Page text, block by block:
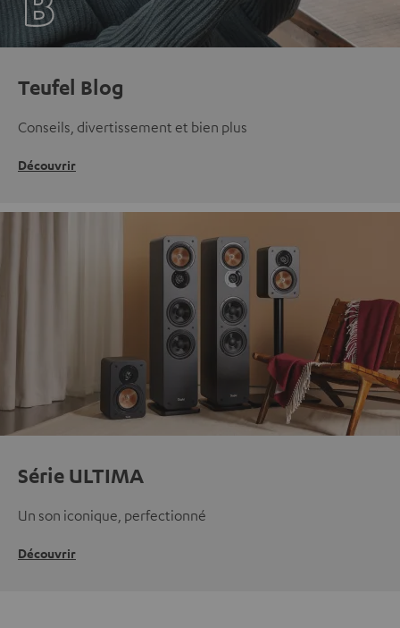
Teufel Blog
Conseils, divertissement et bien plus
Découvrir
Série ULTIMA
Un son iconique, perfectionné
Découvrir